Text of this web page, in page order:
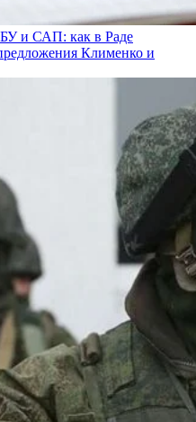
и САП: как в Раде
Клименко и